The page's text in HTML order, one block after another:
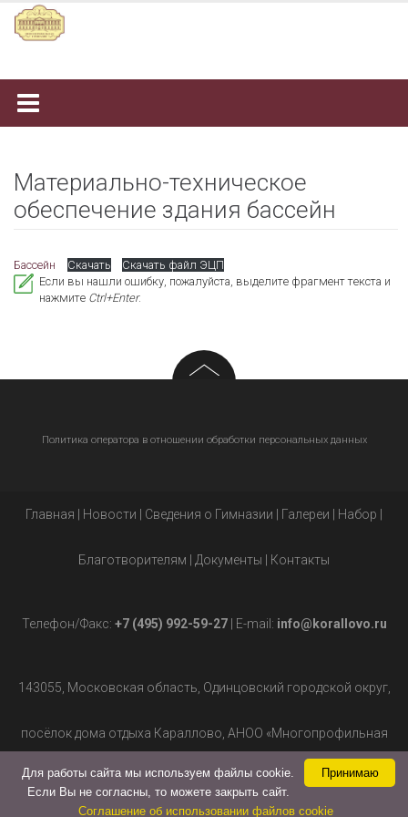
Наверх
Материально-техническое
обеспечение здания бассейн
Бассейн Скачать
Скачать файл ЭЦП
Если вы нашли ошибку, пожалуйста, выделите фрагмент текста и
нажмите Ctrl+Enter.
Политика оператора в отношении обработки персональных данных
Главная | Новости | Сведения о Гимназии | Галереи | Набор |
Благотворителям | Документы | Контакты
Телефон/Факс: +7 (495) 992-59-27| E-mail: info@korallovo.ru
143055, Московская область, Одинцовский городской округ,
посёлок дома отдыха Караллово, АНОО «Многопрофильная
гимназия», д.2. Принимаю
Для работы сайта мы используем файлы cookie.
Если Вы не согласны, то можете закрыть сайт.
Соглашение об использовании файлов cookie